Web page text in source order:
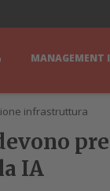
MANAGEMENT
infrastruttura
IA